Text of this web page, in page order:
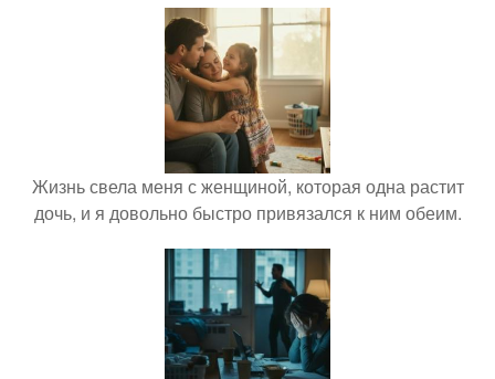
Жизнь свела меня с женщиной, которая одна растит
дочь, и я довольно быстро привязался к ним обеим.